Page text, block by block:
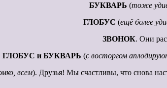
БУКВАРЬ (тоже
ГЛОБУС (ещё более
ЗВОНОК. Они
ГЛОБУС и БУКВАРЬ (с восторгом
всем). Друзья! Мы счастливы, что снова